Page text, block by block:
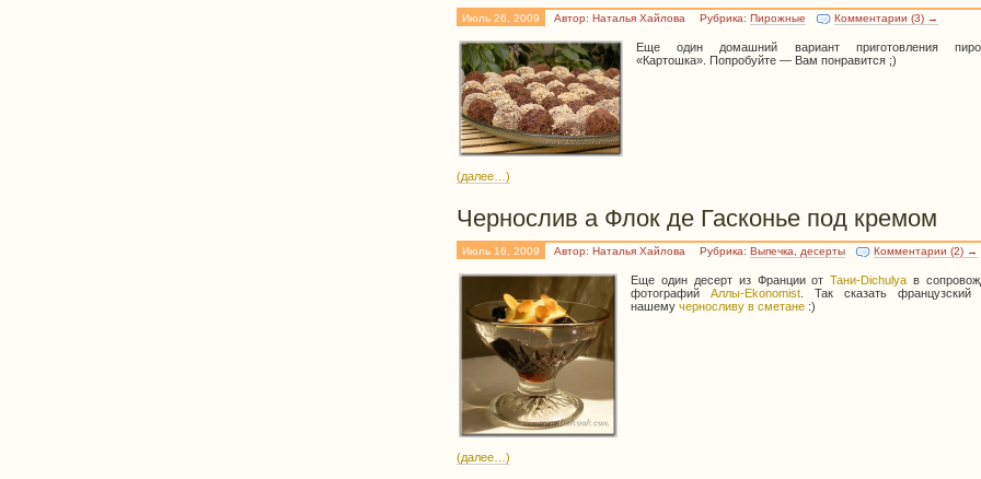
Июль 26, 2009 Автор: Наталья Хайлова Рубрика: Пирожные Комментарии (3) →
Еще один домашний вариант приготовления
«Картошка». Попробуйте — Вам понравится ;)
(далее…)
Чернослив а Флок де Гасконье под кремом
Июль 16, 2009 Автор: Наталья Хайлова Рубрика: Выпечка, десерты Комментарии (2) →
Еще один десерт из Франции отТани-Dichulya в
фотографий Аллы-Ekonomist. Так сказать французский
нашему черносливу в сметане :)
(далее…)